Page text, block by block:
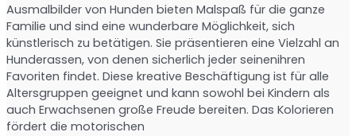
Ausmalbilder von Hunden bieten Malspaß für die ganze
Familie und sind eine wunderbare Möglichkeit, sich
künstlerisch zu betätigen. Sie präsentieren eine Vielzahl an
Hunderassen, von denen sicherlich jeder seinenihren
Favoriten findet. Diese kreative Beschäftigung ist für alle
Altersgruppen geeignet und kann sowohl bei Kindern als
auch Erwachsenen große Freude bereiten. Das Kolorieren
fördert die motorischen